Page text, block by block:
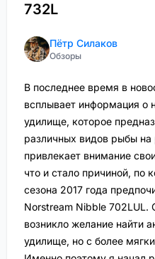
732L
Пётр Силаков
Обзоры
В последнее время в
всплывает информация о
удилище, которое
различных видов рыбы на
привлекает внимание
что и стало причиной, по
сезона 2017 года
Norstream Nibble 702LUL.
возникло желание найти
удилище, но с более